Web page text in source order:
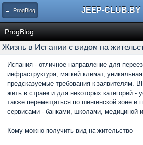
← ProgBlog JEEP-CLUB.BY
ProgBlog
Жизнь в Испании с видом на
Испания - отличное направление для
инфраструктура, мягкий климат,
предсказуемые требования к заявителям.
жить в стране и для некоторых категорий -
также перемещаться по шенгенской зоне и
сервисами - банками, школами, медициной
Кому можно получить вид на жительство